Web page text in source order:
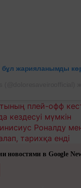
бұл жарияланымды
плей-офф
кездесуі мүмкін
Роналду
тарихқа енді
новостями в Google